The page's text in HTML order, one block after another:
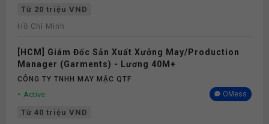
Từ 20 triệu VND
Hồ Chí Minh
[HCM] Giám Đốc Sản Xuất Xưởng May/Production
Manager (Garments) - Lương 40M+
CÔNG TY TNHH MAY MẶC QTF
Active OMess
Từ 40 triệu VND